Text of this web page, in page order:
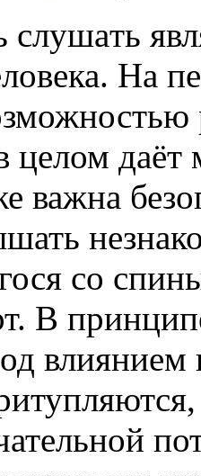
слушaть
На
целом
важна
со
В
влиянием